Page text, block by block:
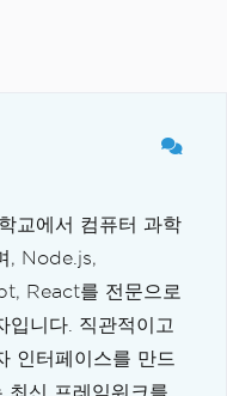
교에서 컴퓨터 과학
, Node.js,
React를 전문으로
입니다. 직관적이고
인터페이스를 만드